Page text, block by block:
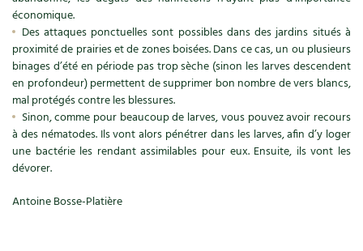
économique.
Des attaques ponctuelles sont possibles dans des jardins situés à
proximité de prairies et de zones boisées. Dans ce cas, un ou plusieurs
binages d’été en période pas trop sèche (sinon les larves descendent
en profondeur) permettent de supprimer bon nombre de vers blancs,
mal protégés contre les blessures.
Sinon, comme pour beaucoup de larves, vous pouvez avoir recours
à des nématodes. Ils vont alors pénétrer dans les larves, afin d’y loger
une bactérie les rendant assimilables pour eux. Ensuite, ils vont les
dévorer.
Antoine Bosse-Platière